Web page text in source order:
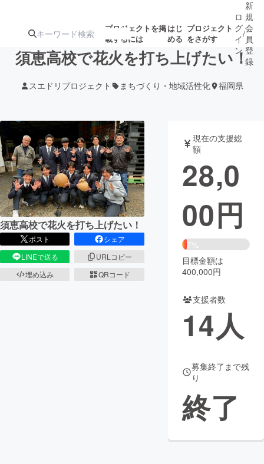
プロジェクトを掲
載するには
はじ
める
プロジェクト
をさがす
アート・写真
テクノロジー・ガジェット ゲーム・サ
映像・映画
ビジネス・起業 チャレンジ
CAMPFIRE Creation
コミュニティ
ロ
グ
イ
ン
/
新
規
会
員
登
録
須恵高校で花火を打ち上げたい！
スエドリプロジェクト まちづくり・地域活性化 福岡県
須恵高校で花火を打ち上げたい！
ポスト
シェア
LINEで送る
URLコピー
埋め込み
QRコード
現在の支援総
額
28,0
00円
7%
目標金額は
400,000円
支援者数
14人
募集終了まで残
り
終了